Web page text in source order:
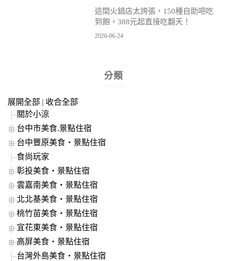
這間火鍋店太誇張，150種自助吧吃
到飽，388元起直接吃翻天！
2026-06-24
分類
展開全部 | 收合全部
關於小涼
台中市美食.景點住宿
台中豐原美食‧景點住宿
食尚玩家
彰投美食‧景點住宿
雲嘉南美食‧景點住宿
北北基美食‧景點住宿
桃竹苗美食‧景點住宿
宜花東美食‧景點住宿
高屏美食‧景點住宿
台灣外島美食‧景點住宿